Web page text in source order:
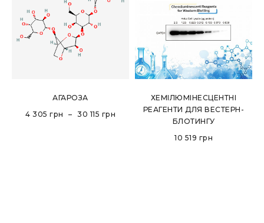
АГАРОЗА
4 305 грн – 30 115 грн
ХЕМІЛЮМІНЕСЦЕНТНІ
РЕАГЕНТИ ДЛЯ ВЕСТЕРН-
БЛОТИНГУ
10 519 грн